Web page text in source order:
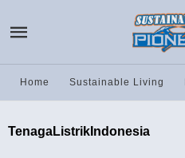
Home Sustainable Living
TenagaListrikIndonesia